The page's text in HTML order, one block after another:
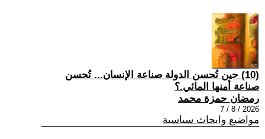
(10) حين تُحسن الدولة صناعة الإنسان... تُحسن
صناعة أمنها المائي.؟
رمضان حمزة محمد
2026 / 8 / 7
مواضيع وابحاث سياسية